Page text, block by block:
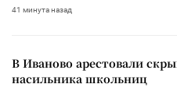
41 минута назад
В Иваново арестовали
насильника школьниц